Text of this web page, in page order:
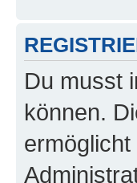
Du musst
können.